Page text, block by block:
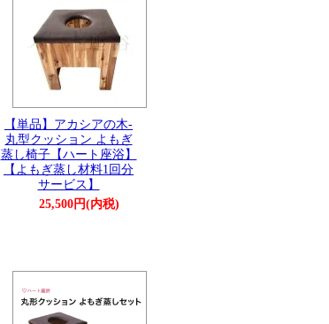
【単品】アカシアの木-
丸型クッション よもぎ
蒸し椅子【ハート座浴】
【よもぎ蒸し材料1回分
サービス】
25,500円(内税)